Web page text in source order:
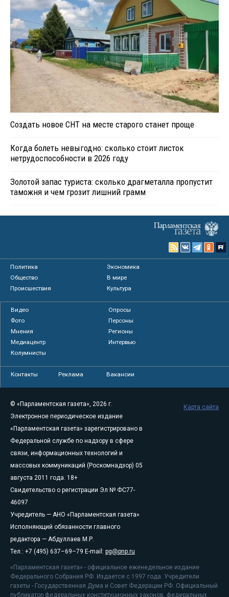
Создать новое СНТ на месте старого станет проще
Когда болеть невыгодно: сколько стоит листок
нетрудоспособности в 2026 году
Золотой запас туриста: сколько драгметалла пропустит
таможня и чем грозит лишний грамм
Политика
Экономика
Общество
В мире
Происшествия
Культура
Видео
Опросы
Фото
Персоны
Мнения
Регионы
Медиацентр
Интервью
Колумнисты
Контакты Реклама Вакансии
© «Парламентская газета», 2026 г.
Электронное периодическое издание
«Парламентская газета» зарегистрировано в
Федеральной службе по надзору в сфере
связи, информационных технологий и
массовых коммуникаций (Роскомнадзор) 05
августа 2011 года. 18+
Свидетельство о регистрации Эл № ФС77-
46097
Учредитель — АНО «Парламентская газета»
Исполняющий обязанности главного
редактора — Абдуллаев М.Р.
Тел.: +7 (495) 637–69–79 E-mail: pg@pnp.ru
«Парламентская газета» - официальное еженедельное издание
Федерального Собрания РФ. Издается с 1997 года. Учредители
газеты - Государственная Дума и Совет Федерации РФ. Официальный
публикатор федеральных конституционных законов, федеральных
Карта сайта